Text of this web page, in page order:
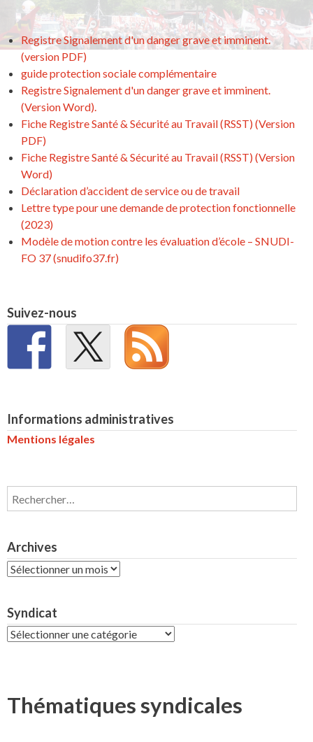
Registre Signalement d'un danger grave et imminent.
(version PDF)
guide protection sociale complémentaire
Registre Signalement d'un danger grave et imminent.
(Version Word).
Fiche Registre Santé & Sécurité au Travail (RSST) (Version
PDF)
Fiche Registre Santé & Sécurité au Travail (RSST) (Version
Word)
Déclaration d’accident de service ou de travail
Lettre type pour une demande de protection fonctionnelle
(2023)
Modèle de motion contre les évaluation d’école – SNUDI-
FO 37 (snudifo37.fr)
Suivez-nous
Informations administratives
Mentions légales
Rechercher :
Archives
Archives
Syndicat
Syndicat
Thématiques syndicales